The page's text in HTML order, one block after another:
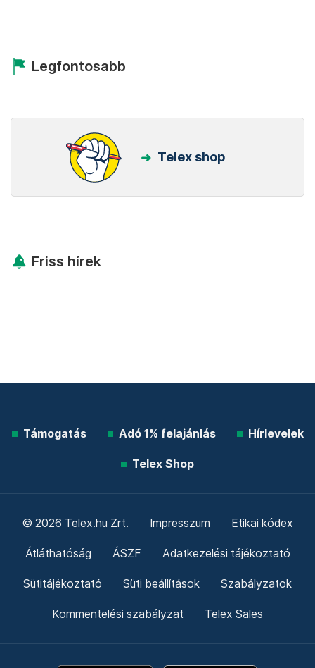
Legfontosabb
Telex shop
Friss hírek
Támogatás Adó 1% felajánlás Hírlevelek
Telex Shop
© 2026 Telex.hu Zrt. Impresszum Etikai kódex
Átláthatóság ÁSZF Adatkezelési tájékoztató
Sütitájékoztató Süti beállítások Szabályzatok
Kommentelési szabályzat Telex Sales